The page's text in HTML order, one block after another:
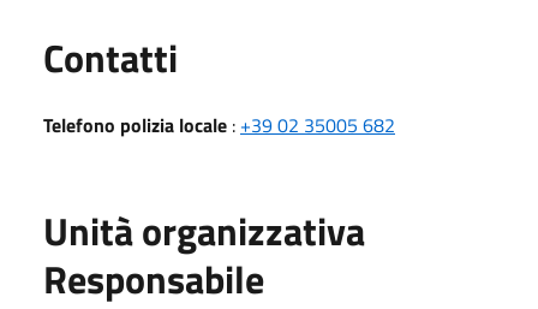
Contatti
Telefono polizia locale : +39 02 35005 682
Unità organizzativa
Responsabile